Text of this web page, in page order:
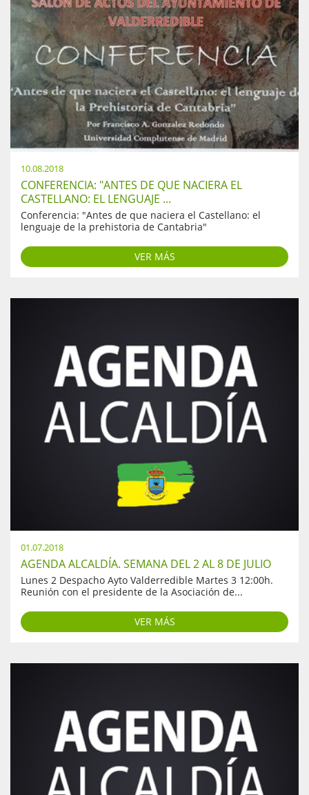
10.08.2018
CONFERENCIA: "ANTES DE QUE NACIERA EL
CASTELLANO: EL LENGUAJE ...
Conferencia: "Antes de que naciera el Castellano: el
lenguaje de la prehistoria de Cantabria"
VER MÁS
01.07.2018
AGENDA ALCALDÍA. SEMANA DEL 2 AL 8 DE JULIO
Lunes 2 Despacho Ayto Valderredible Martes 3 12:00h.
Reunión con el presidente de la Asociación de...
VER MÁS